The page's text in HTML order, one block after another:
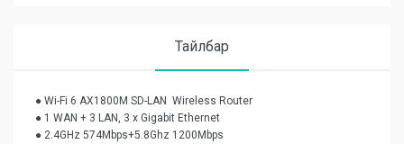
Тайлбар
● Wi-Fi 6 AX1800M SD-LAN Wireless Router
● 1 WAN + 3 LAN, 3 x Gigabit Ethernet
● 2.4GHz 574Mbps+5.8Ghz 1200Mbps